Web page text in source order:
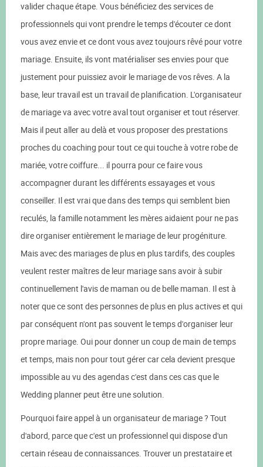
valider chaque étape. Vous bénéficiez des services de
professionnels qui vont prendre le temps d'écouter ce dont
vous avez envie et ce dont vous avez toujours rêvé pour votre
mariage. Ensuite, ils vont matérialiser ses envies pour que
justement pour puissiez avoir le mariage de vos rêves. A la
base, leur travail est un travail de planification. L'organisateur
de mariage va avec votre aval tout organiser et tout réserver.
Mais il peut aller au delà et vous proposer des prestations
proches du coaching pour tout ce qui touche à votre robe de
mariée, votre coiffure... il pourra pour ce faire vous
accompagner durant les différents essayages et vous
conseiller. Il est vrai que dans des temps qui semblent bien
reculés, la famille notamment les mères aidaient pour ne pas
dire organiser entièrement le mariage de leur progéniture.
Mais avec des mariages de plus en plus tardifs, des couples
veulent rester maîtres de leur mariage sans avoir à subir
continuellement l'avis de maman ou de belle maman. Il est à
noter que ce sont des personnes de plus en plus actives et qui
par conséquent n'ont pas souvent le temps d'organiser leur
propre mariage. Oui pour donner un coup de main de temps
et temps, mais non pour tout gérer car cela devient presque
impossible au vu des agendas c'est dans ces cas que le
Wedding planner peut être une solution.
Pourquoi faire appel à un organisateur de mariage ? Tout
d'abord, parce que c'est un professionnel qui dispose d'un
certain réseau de connaissances. Trouver un prestataire et